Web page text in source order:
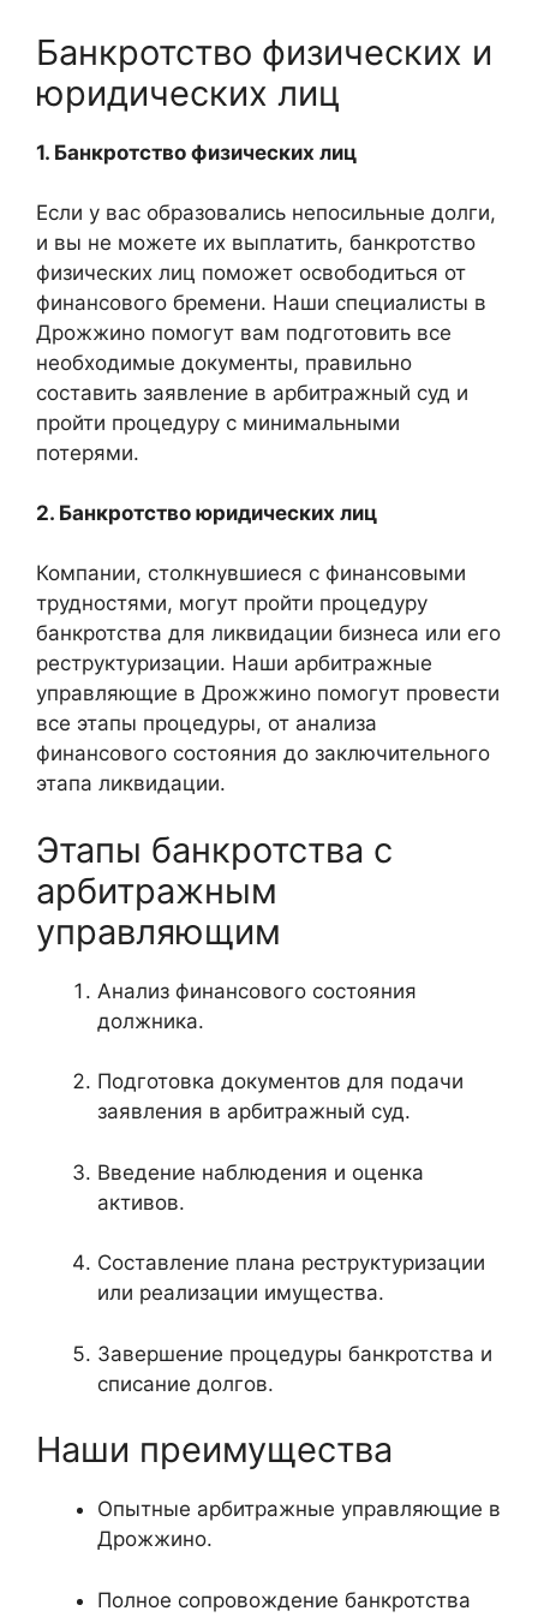
Банкротство физических и
юридических лиц
1. Банкротство физических лиц
Если у вас образовались непосильные долги,
и вы не можете их выплатить, банкротство
физических лиц поможет освободиться от
финансового бремени. Наши специалисты в
Дрожжино помогут вам подготовить все
необходимые документы, правильно
составить заявление в арбитражный суд и
пройти процедуру с минимальными
потерями.
2. Банкротство юридических лиц
Компании, столкнувшиеся с финансовыми
трудностями, могут пройти процедуру
банкротства для ликвидации бизнеса или его
реструктуризации. Наши арбитражные
управляющие в Дрожжино помогут провести
все этапы процедуры, от анализа
финансового состояния до заключительного
этапа ликвидации.
Этапы банкротства с
арбитражным
управляющим
Анализ финансового состояния
должника.
Подготовка документов для подачи
заявления в арбитражный суд.
Введение наблюдения и оценка
активов.
Составление плана реструктуризации
или реализации имущества.
Завершение процедуры банкротства и
списание долгов.
Наши преимущества
Опытные арбитражные управляющие в
Дрожжино.
Полное сопровождение банкротства